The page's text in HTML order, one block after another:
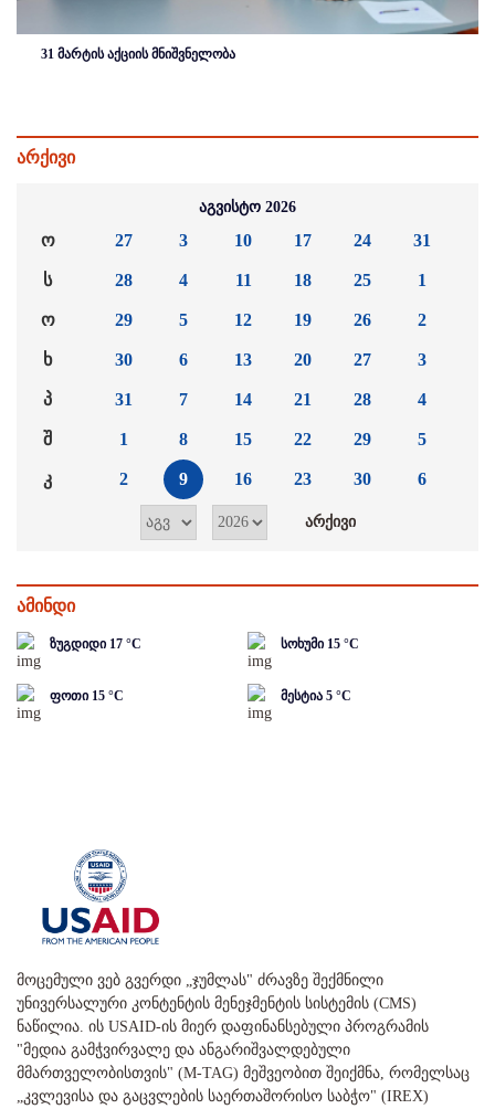
31 მარტის აქციის მნიშვნელობა
არქივი
აგვისტო 2026
ო
ს
ო
ხ
პ
შ
კ
27
28
29
30
31
1
2
3
4
5
6
7
8
9
10
11
12
13
14
15
16
17
18
19
20
21
22
23
24
25
26
27
28
29
30
31
1
2
3
4
5
6
ამინდი
ზუგდიდი 17 °C სოხუმი 15 °C
ფოთი 15 °C მესტია 5 °C
მოცემული ვებ გვერდი „ჯუმლას" ძრავზე შექმნილი
უნივერსალური კონტენტის მენეჯმენტის სისტემის (CMS)
ნაწილია. ის USAID-ის მიერ დაფინანსებული პროგრამის
"მედია გამჭვირვალე და ანგარიშვალდებული
მმართველობისთვის" (M-TAG) მეშვეობით შეიქმნა, რომელსაც
„კვლევისა და გაცვლების საერთაშორისო საბჭო" (IREX)